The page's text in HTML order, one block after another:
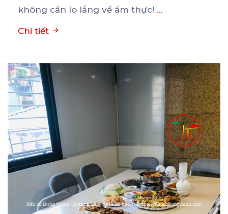
không cần lo lắng về ẩm thực! ...
Chi tiết